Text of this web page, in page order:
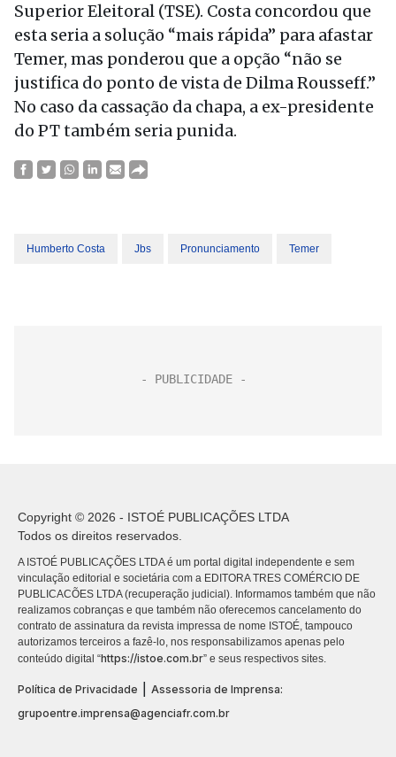
Superior Eleitoral (TSE). Costa concordou que
esta seria a solução “mais rápida” para afastar
Temer, mas ponderou que a opção “não se
justifica do ponto de vista de Dilma Rousseff.”
No caso da cassação da chapa, a ex-presidente
do PT também seria punida.
Humberto Costa Jbs Pronunciamento Temer
Copyright © 2026 - ISTOÉ PUBLICAÇÕES LTDA
Todos os direitos reservados.
A ISTOÉ PUBLICAÇÕES LTDA é um portal digital independente e sem
vinculação editorial e societária com a EDITORA TRES COMÉRCIO DE
PUBLICACÕES LTDA (recuperação judicial). Informamos também que não
realizamos cobranças e que também não oferecemos cancelamento do
contrato de assinatura da revista impressa de nome ISTOÉ, tampouco
autorizamos terceiros a fazê-lo, nos responsabilizamos apenas pelo
conteúdo digital “https://istoe.com.br” e seus respectivos sites.
Política de Privacidade
Assessoria de Imprensa:
grupoentre.imprensa@agenciafr.com.br